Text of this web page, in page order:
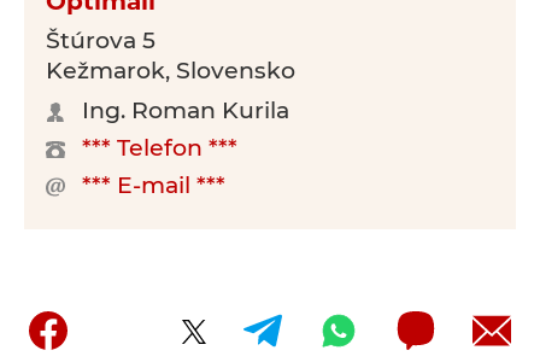
Štúrova 5
Kežmarok, Slovensko
Ing. Roman Kurila
*** Telefon ***
*** E-mail ***